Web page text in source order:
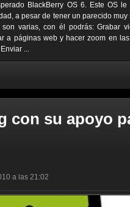
BlackBerry OS 6. Este OS
a pesar de tener un parecido
varias, con él podrás: Grabar
a páginas web y hacer zoom en
...
con su apoyo
a las 21:02